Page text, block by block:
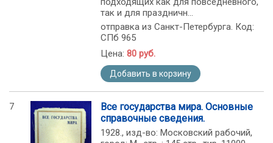
так и для праздничн...
отправка из Санкт-Петербурга. Код:
СПб 965
Цена: 80 руб.
Добавить в корзину
7
Все государства мира. Основные
справочные сведения.
1928., изд-во: Московский рабочий,